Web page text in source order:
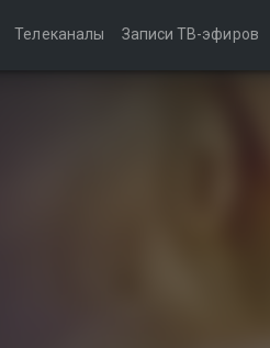
Телеканалы Записи ТВ-эфиров